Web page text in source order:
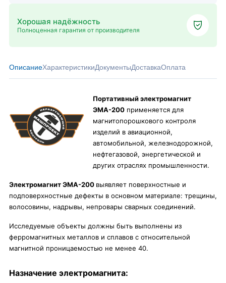
Хорошая надёжность
Полноценная гарантия от производителя
ОписаниеХарактеристикиДокументыДоставкаОплата
Портативный электромагнит
ЭМА-200 применяется для
магнитопорошкового контроля
изделий в авиационной,
автомобильной, железнодорожной,
нефтегазовой, энергетической и
других отраслях промышленности.
Электромагнит ЭМА-200 выявляет поверхностные и
подповерхностные дефекты в основном материале: трещины,
волосовины, надрывы, непровары сварных соединений.
Исследуемые объекты должны быть выполнены из
ферромагнитных металлов и сплавов с относительной
магнитной проницаемостью не менее 40.
Назначение электромагнита: